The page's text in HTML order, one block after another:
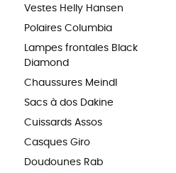
Vestes Helly Hansen
Polaires Columbia
Lampes frontales Black
Diamond
Chaussures Meindl
Sacs à dos Dakine
Cuissards Assos
Casques Giro
Doudounes Rab